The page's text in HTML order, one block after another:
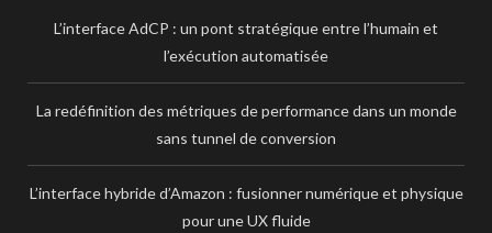
L’interface AdCP : un pont stratégique entre l’humain et
l’exécution automatisée
La redéfinition des métriques de performance dans un monde
sans tunnel de conversion
L’interface hybride d’Amazon : fusionner numérique et physique
pour une UX fluide